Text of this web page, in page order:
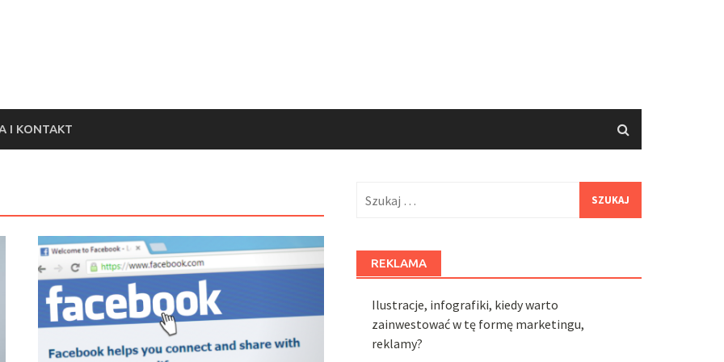
I KONTAKT
REKLAMA
Ilustracje, infografiki, kiedy warto
zainwestować w tę formę marketingu,
reklamy?